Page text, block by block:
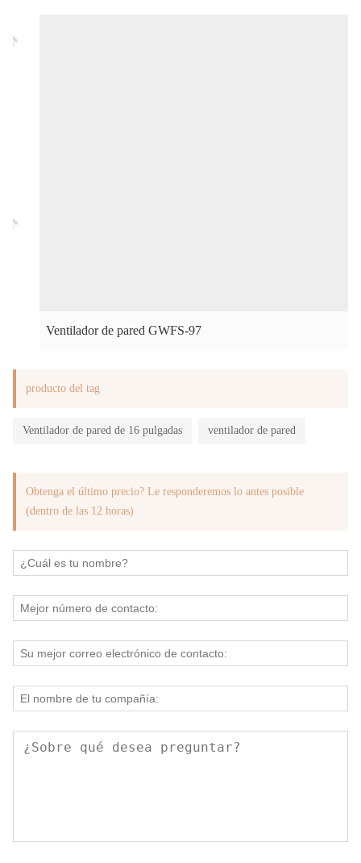
Ventilador de pared GWFS-97
producto del tag
Ventilador de pared de 16 pulgadas ventilador de pared
Obtenga el último precio? Le responderemos lo antes posible
(dentro de las 12 horas)